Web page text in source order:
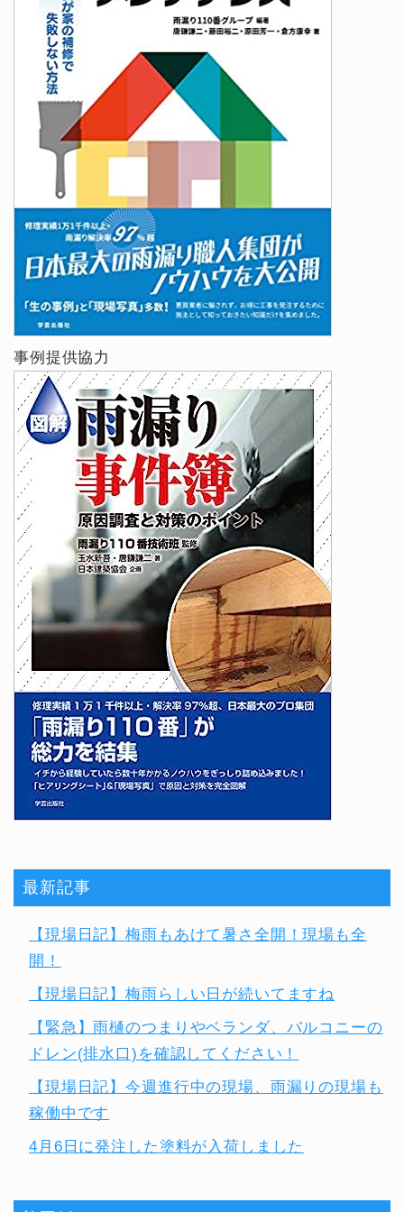
事例提供協力
最新記事
【現場日記】梅雨もあけて暑さ全開！現場も全
開！
【現場日記】梅雨らしい日が続いてますね
【緊急】雨樋のつまりやベランダ、バルコニーの
ドレン(排水口)を確認してください！
【現場日記】今週進行中の現場、雨漏りの現場も
稼働中です
4月6日に発注した塗料が入荷しました